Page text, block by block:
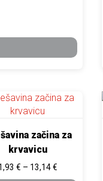
€ do 15,18 €
se mogu odabrati na
začina za
krvavicu
€ – 13,14€Raspon
ima više